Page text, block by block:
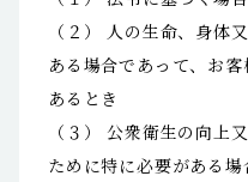
（２） 人の生命、身体
ある場合であって、お
あるとき
（３） 公衆衛生の向上
ために特に必要がある